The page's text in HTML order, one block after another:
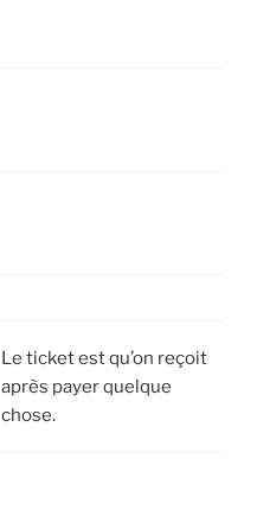
Le ticket est qu’on reçoit
après payer quelque
chose.